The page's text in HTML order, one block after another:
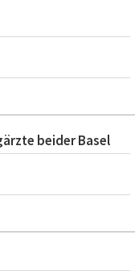
beider Basel